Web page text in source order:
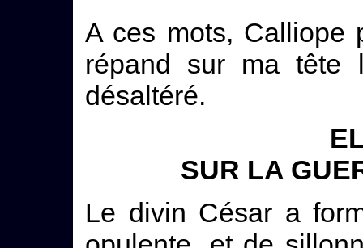
A ces mots, Calliope
répand sur ma tête
désaltéré.
SUR LA
Le divin César a